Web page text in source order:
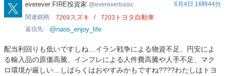
evereverbasic
everever FIRE投資家 evereverbasic
6月4日 16時44分
関連銘柄
7269スズキ 7203 トヨタ自動車
返信先 @naos_enjoy_life
配当利回りも低いですしね…イラン戦争による物資不足、円安によ
る輸入品の原価高騰、インフレによる人件費高騰や人手不足、マク
ロ環境が厳しい…しばらくはおやすみかもですね????わたしはトヨ